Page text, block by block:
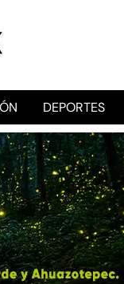
DEPORTES